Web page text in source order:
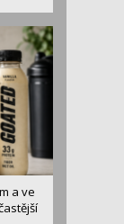
a ve